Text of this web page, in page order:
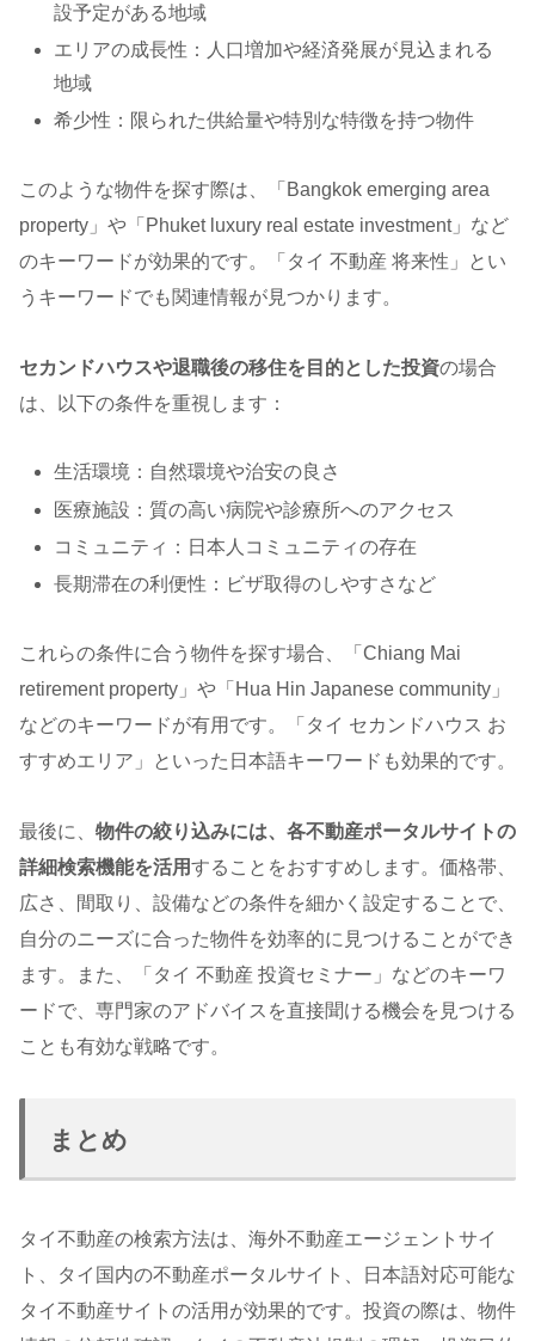
設予定がある地域
エリアの成長性：人口増加や経済発展が見込まれる
地域
希少性：限られた供給量や特別な特徴を持つ物件
このような物件を探す際は、「Bangkok emerging area
property」や「Phuket luxury real estate investment」など
のキーワードが効果的です。「タイ 不動産 将来性」とい
うキーワードでも関連情報が見つかります。
セカンドハウスや退職後の移住を目的とした投資の場合
は、以下の条件を重視します：
生活環境：自然環境や治安の良さ
医療施設：質の高い病院や診療所へのアクセス
コミュニティ：日本人コミュニティの存在
長期滞在の利便性：ビザ取得のしやすさなど
これらの条件に合う物件を探す場合、「Chiang Mai
retirement property」や「Hua Hin Japanese community」
などのキーワードが有用です。「タイ セカンドハウス お
すすめエリア」といった日本語キーワードも効果的です。
最後に、 物件の絞り込みには、各不動産ポータルサイトの
詳細検索機能を活用することをおすすめします。価格帯、
広さ、間取り、設備などの条件を細かく設定することで、
自分のニーズに合った物件を効率的に見つけることができ
ます。また、「タイ 不動産 投資セミナー」などのキーワ
ードで、専門家のアドバイスを直接聞ける機会を見つける
ことも有効な戦略です。
まとめ
タイ不動産の検索方法は、海外不動産エージェントサイ
ト、タイ国内の不動産ポータルサイト、日本語対応可能な
タイ不動産サイトの活用が効果的です。投資の際は、物件